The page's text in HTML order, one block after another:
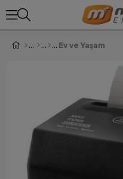
Ev ve Yaşam